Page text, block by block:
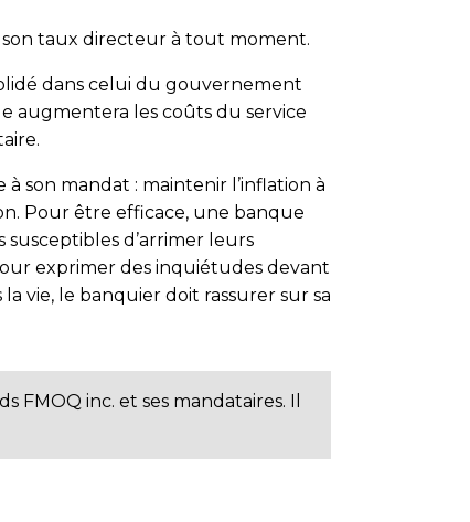
taux directeur à tout moment.
dans celui du gouvernement
augmentera les coûts du service
son mandat : maintenir l’inflation à
Pour être efficace, une banque
d’arrimer leurs
exprimer des inquiétudes devant
vie, le banquier doit rassurer sur sa
FMOQ inc. et ses mandataires. Il